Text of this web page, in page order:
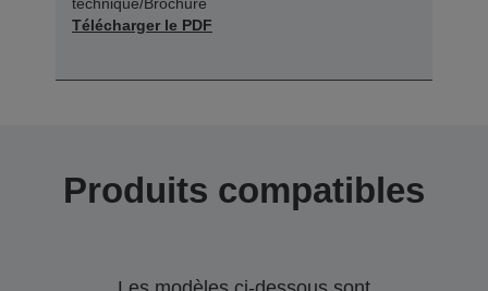
Télécharger le PDF
Produits compatibles